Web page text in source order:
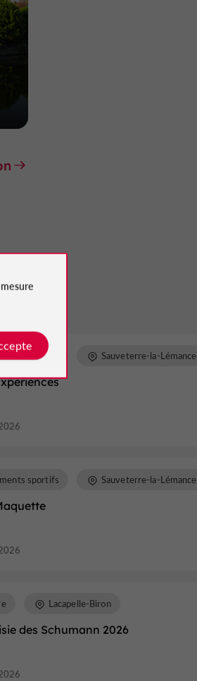
sportifs Sauveterre-la-Lémance
sportifs Sauveterre-la-Lémance
des Schumann 2026
Lacapelle-Biron
mesure